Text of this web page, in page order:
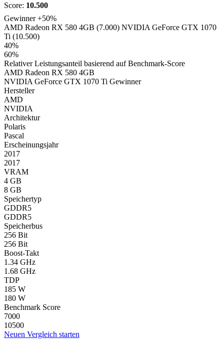
Score: 10.500
Gewinner+50%
AMD Radeon RX 580 4GB (7.000) NVIDIA GeForce GTX 1070
Ti (10.500)
40%
60%
Relativer Leistungsanteil basierend auf Benchmark-Score
AMD Radeon RX 580 4GB
NVIDIA GeForce GTX 1070 Ti Gewinner
Hersteller
AMD
NVIDIA
Architektur
Polaris
Pascal
Erscheinungsjahr
2017
2017
VRAM
4 GB
8 GB
Speichertyp
GDDR5
GDDR5
Speicherbus
256 Bit
256 Bit
Boost-Takt
1.34 GHz
1.68 GHz
TDP
185 W
180 W
Benchmark Score
7000
10500
Neuen Vergleich starten